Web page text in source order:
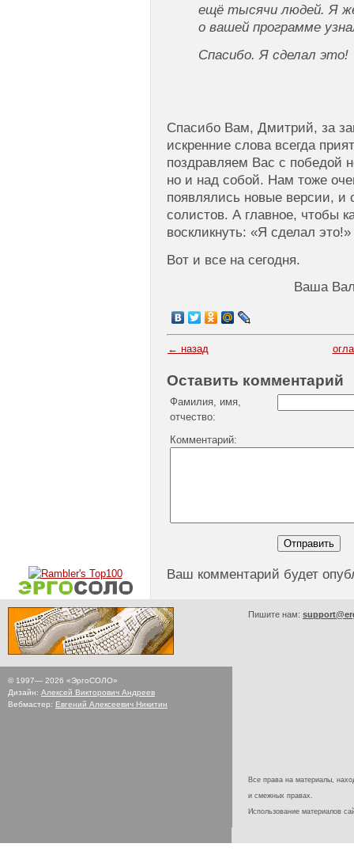
ещё тысячи людей. Я
о вашей программе
Спасибо. Я сделал это!
Спасибо Вам, Дмитрий, за
искренние слова всегда
поздравляем Вас с победой
но и над собой. Нам тоже
появлялись новые версии, и
солистов. А главное, чтобы
воскликнуть: «Я сделал это!»
Вот и все на сегодня.
Ваша
← назад
Оставить комментарий
Фамилия, имя,
отчество:
Комментарий:
Ваш комментарий будет
© 1997— 2026 «ЭргоСОЛО»
Дизайн: Алексей Викторович Андреев
Вебмастер: Евгений Алексеевич Никитин
Пишите нам:
Все права на материалы,
и смежных правах.
Использование материалов